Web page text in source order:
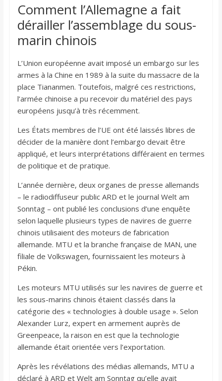
Comment l’Allemagne a fait
dérailler l’assemblage du sous-
marin chinois
L’Union européenne avait imposé un embargo sur les
armes à la Chine en 1989 à la suite du massacre de la
place Tiananmen. Toutefois, malgré ces restrictions,
l’armée chinoise a pu recevoir du matériel des pays
européens jusqu’à très récemment.
Les États membres de l’UE ont été laissés libres de
décider de la manière dont l’embargo devait être
appliqué, et leurs interprétations différaient en termes
de politique et de pratique.
L’année dernière, deux organes de presse allemands
– le radiodiffuseur public ARD et le journal Welt am
Sonntag – ont publié les conclusions d’une enquête
selon laquelle plusieurs types de navires de guerre
chinois utilisaient des moteurs de fabrication
allemande. MTU et la branche française de MAN, une
filiale de Volkswagen, fournissaient les moteurs à
Pékin.
Les moteurs MTU utilisés sur les navires de guerre et
les sous-marins chinois étaient classés dans la
catégorie des « technologies à double usage ». Selon
Alexander Lurz, expert en armement auprès de
Greenpeace, la raison en est que la technologie
allemande était orientée vers l’exportation.
Après les révélations des médias allemands, MTU a
déclaré à ARD et Welt am Sonntag qu’elle avait